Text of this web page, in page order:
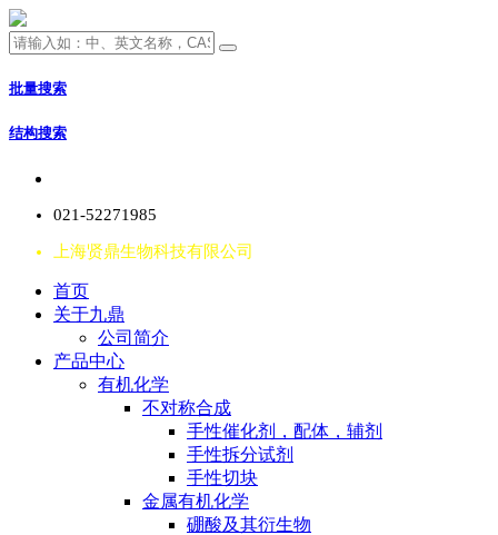
批量搜索
结构搜索
021-52271985
上海贤鼎生物科技有限公司
首页
关于九鼎
公司简介
产品中心
有机化学
不对称合成
手性催化剂，配体，辅剂
手性拆分试剂
手性切块
金属有机化学
硼酸及其衍生物